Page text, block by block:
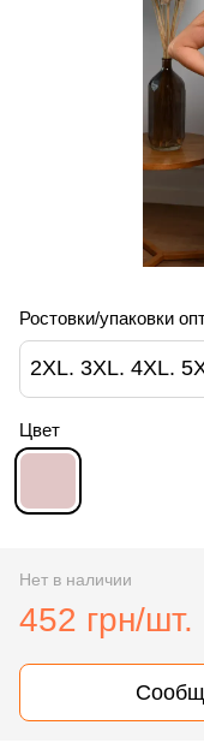
Ростовки/упаковки
2XL. 3XL. 4XL.
Цвет
Нет в наличии
452 грн/шт.